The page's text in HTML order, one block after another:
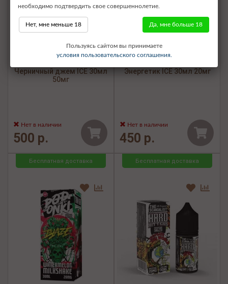
Черничный джем ICE 30мл
50мг
Нет в наличии
500 р.
Энергетик ICE 30мл 20мг
Нет в наличии
450 р.
Бесплатная доставка Бесплатная доставка
необходимо подтвердить свое совершеннолетие.
Нет, мне меньше 18 Да, мне больше 18
Пользуясь сайтом вы принимаете
условия пользовательского соглашения.